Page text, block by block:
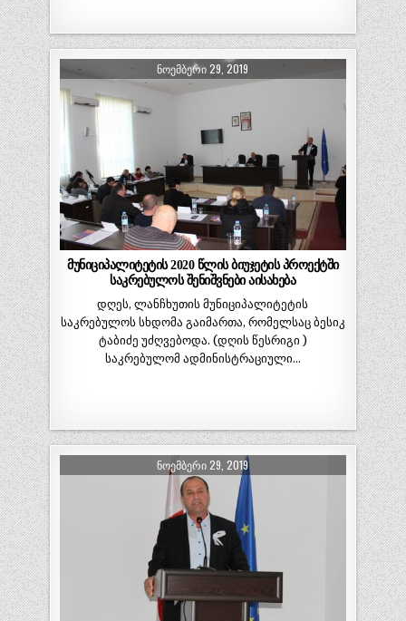
ᲜᲝᲔᲛᲑᲔᲠᲘ 29, 2019
მუნიციპალიტეტის 2020 წლის ბიუჯეტის პროექტში
საკრებულოს შენიშვნები აისახება
დღეს, ლანჩხუთის მუნიციპალიტეტის
საკრებულოს სხდომა გაიმართა, რომელსაც ბესიკ
ტაბიძე უძღვებოდა. (დღის წესრიგი )
საკრებულომ ადმინისტრაციული…
ᲜᲝᲔᲛᲑᲔᲠᲘ 29, 2019